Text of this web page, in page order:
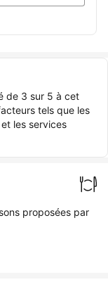
de 3 sur 5 à cet
tels que les
les services
proposées par